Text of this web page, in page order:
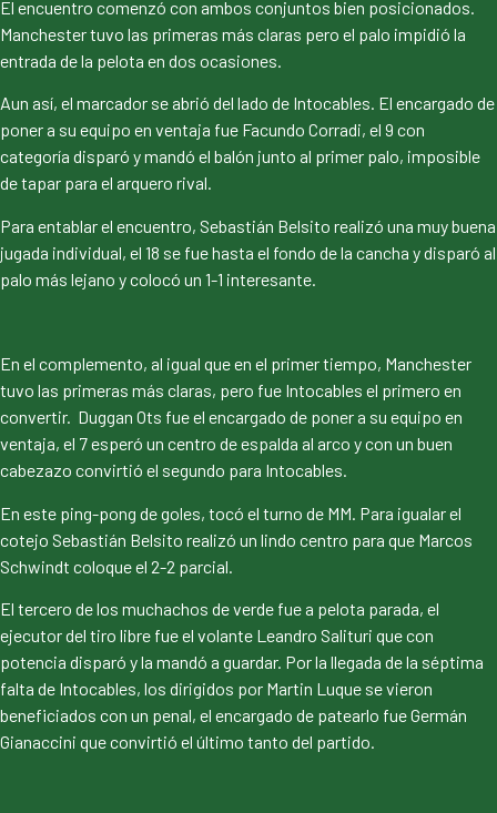
El encuentro comenzó con ambos conjuntos bien posicionados.
Manchester tuvo las primeras más claras pero el palo impidió la
entrada de la pelota en dos ocasiones.
Aun así, el marcador se abrió del lado de Intocables. El encargado de
poner a su equipo en ventaja fue Facundo Corradi, el 9 con
categoría disparó y mandó el balón junto al primer palo, imposible
de tapar para el arquero rival.
Para entablar el encuentro, Sebastián Belsito realizó una muy buena
jugada individual, el 18 se fue hasta el fondo de la cancha y disparó al
palo más lejano y colocó un 1-1 interesante.
En el complemento, al igual que en el primer tiempo, Manchester
tuvo las primeras más claras, pero fue Intocables el primero en
convertir. Duggan Ots fue el encargado de poner a su equipo en
ventaja, el 7 esperó un centro de espalda al arco y con un buen
cabezazo convirtió el segundo para Intocables.
En este ping-pong de goles, tocó el turno de MM. Para igualar el
cotejo Sebastián Belsito realizó un lindo centro para que Marcos
Schwindt coloque el 2-2 parcial.
El tercero de los muchachos de verde fue a pelota parada, el
ejecutor del tiro libre fue el volante Leandro Salituri que con
potencia disparó y la mandó a guardar. Por la llegada de la séptima
falta de Intocables, los dirigidos por Martin Luque se vieron
beneficiados con un penal, el encargado de patearlo fue Germán
Gianaccini que convirtió el último tanto del partido.